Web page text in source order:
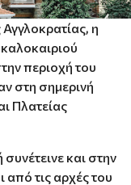
η
περιοχή του
στη σημερινή
Πλατείας
και στην
από τις αρχές του